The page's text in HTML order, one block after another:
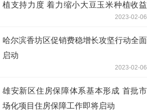
植支持力度 着力缩小大豆玉米种植收益
2023-02-06
哈尔滨香坊区促销费稳增长攻坚行动全面
启动
2023-02-06
雄安新区住房保障体系基本形成 首批市
场化项目住房保障工作即将启动